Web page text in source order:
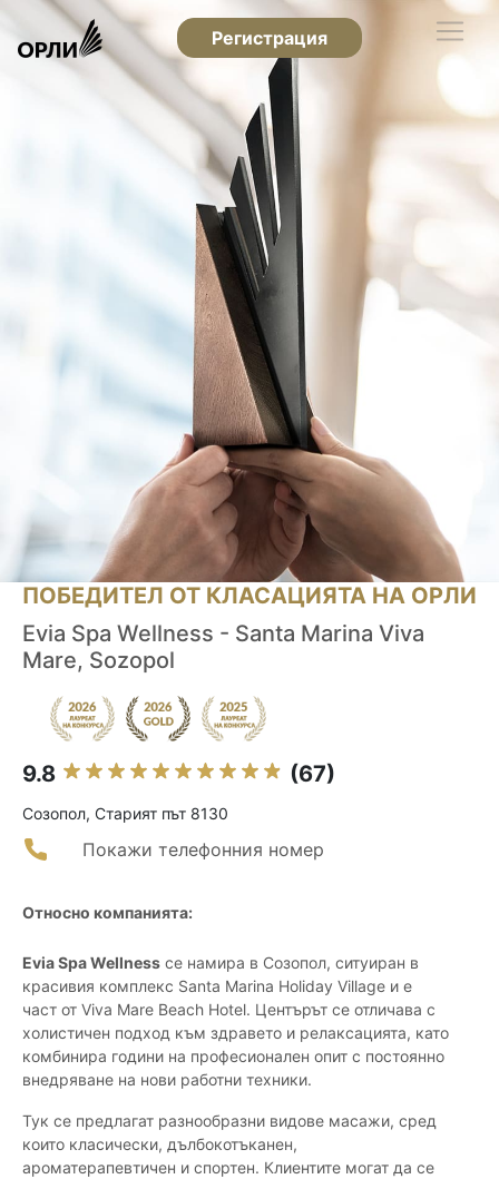
Регистрация
ПОБЕДИТЕЛ ОТ КЛАСАЦИЯТА НА ОРЛИ
Evia Spa Wellness - Santa Marina Viva
Mare, Sozopol
9.8 (67)
Созопол, Старият път 8130
Покажи телефонния номер
Относно компанията:
Evia Spa Wellness се намира в Созопол, ситуиран в
красивия комплекс Santa Marina Holiday Village и е
част от Viva Mare Beach Hotel. Центърът се отличава с
холистичен подход към здравето и релаксацията, като
комбинира години на професионален опит с постоянно
внедряване на нови работни техники.
Тук се предлагат разнообразни видове масажи, сред
които класически, дълбокотъканен,
ароматерапевтичен и спортен. Клиентите могат да се